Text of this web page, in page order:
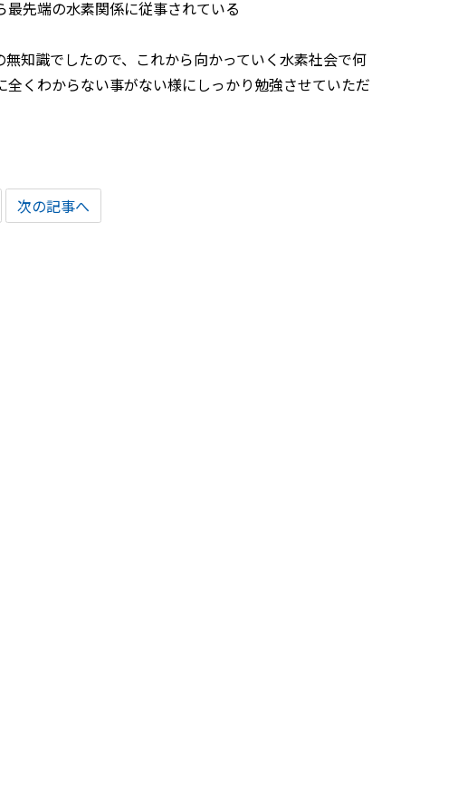
先端の水素関係に従事されている
知識でしたので、これから向かっていく水素社会で何
くわからない事がない様にしっかり勉強させていただ
次の記事へ